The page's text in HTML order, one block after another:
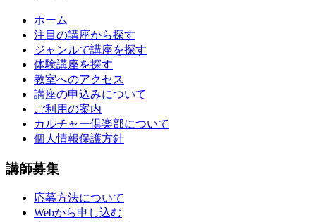
ホーム
注目の講座から探す
ジャンルで講座を探す
体験講座を探す
教室へのアクセス
講座の申込みについて
ご利用の案内
カルチャー倶楽部について
個人情報保護方針
講師募集
応募方法について
Webから申し込む